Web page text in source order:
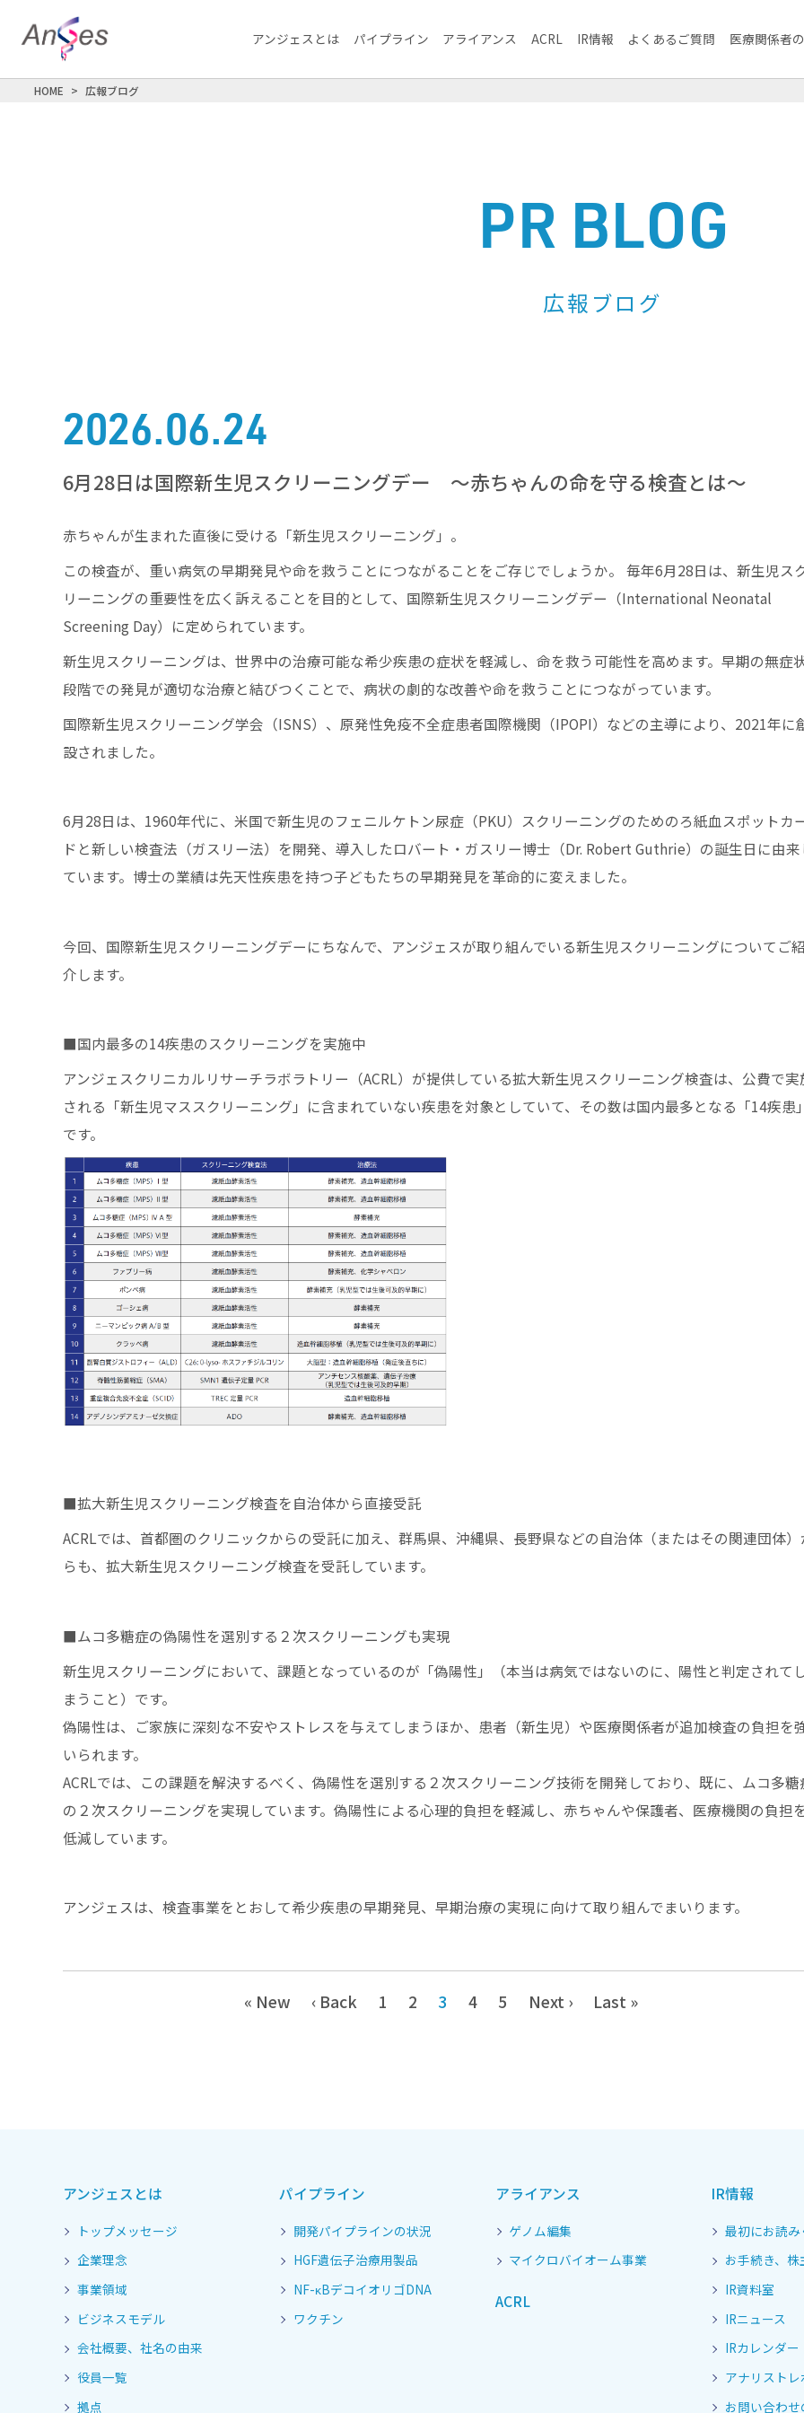
アンジェスとは パイプライン アライアンス ACRL IR情報 よくあるご質問 医療関係者
HOME 広報ブログ
PR BLOG
広報ブログ
2026.06.24
6月28日は国際新生児スクリーニングデー ～赤ちゃんの命を守る検査とは～
赤ちゃんが生まれた直後に受ける「新生児スクリーニング」。
この検査が、重い病気の早期発見や命を救うことにつながることをご存じでしょうか。 毎年6月28日は、新生児ス
リーニングの重要性を広く訴えることを目的として、国際新生児スクリーニングデー（International Neonatal
Screening Day）に定められています。
新生児スクリーニングは、世界中の治療可能な希少疾患の症状を軽減し、命を救う可能性を高めます。早期の無症
段階での発見が適切な治療と結びつくことで、病状の劇的な改善や命を救うことにつながっています。
国際新生児スクリーニング学会（ISNS）、原発性免疫不全症患者国際機関（IPOPI）などの主導により、2021年に
設されました。
6月28日は、1960年代に、米国で新生児のフェニルケトン尿症（PKU）スクリーニングのためのろ紙血スポットカ
ドと新しい検査法（ガスリー法）を開発、導入したロバート・ガスリー博士（Dr. Robert Guthrie）の誕生日に由
ています。博士の業績は先天性疾患を持つ子どもたちの早期発見を革命的に変えました。
今回、国際新生児スクリーニングデーにちなんで、アンジェスが取り組んでいる新生児スクリーニングについてご
介します。
■国内最多の14疾患のスクリーニングを実施中
アンジェスクリニカルリサーチラボラトリー（ACRL）が提供している拡大新生児スクリーニング検査は、公費で実
される「新生児マススクリーニング」に含まれていない疾患を対象としていて、その数は国内最多となる「14疾患
です。
■拡大新生児スクリーニング検査を自治体から直接受託
ACRLでは、首都圏のクリニックからの受託に加え、群馬県、沖縄県、長野県などの自治体（またはその関連団体
らも、拡大新生児スクリーニング検査を受託しています。
■ムコ多糖症の偽陽性を選別する２次スクリーニングも実現
新生児スクリーニングにおいて、課題となっているのが「偽陽性」（本当は病気ではないのに、陽性と判定されて
まうこと）です。
偽陽性は、ご家族に深刻な不安やストレスを与えてしまうほか、患者（新生児）や医療関係者が追加検査の負担を
いられます。
ACRLでは、この課題を解決するべく、偽陽性を選別する２次スクリーニング技術を開発しており、既に、ムコ多糖
の２次スクリーニングを実現しています。偽陽性による心理的負担を軽減し、赤ちゃんや保護者、医療機関の負担
低減しています。
アンジェスは、検査事業をとおして希少疾患の早期発見、早期治療の実現に向けて取り組んでまいります。
« New ‹ Back 1 2 3 4 5 Next › Last »
アンジェスとは
トップメッセージ
企業理念
事業領域
ビジネスモデル
会社概要、社名の由来
役員一覧
拠点
パイプライン
開発パイプラインの状況
HGF遺伝子治療用製品
NF-κBデコイオリゴDNA
ワクチン
アライアンス
ゲノム編集
マイクロバイオーム事業
ACRL
IR情報
最初にお読
お手続き、
IR資料室
IRニュース
IRカレンダー
アナリスト
お問い合わ